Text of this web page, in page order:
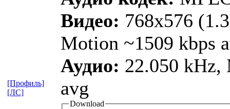
Видео: 768x576
Motion ~1509 kbps
Аудио: 22.050 kHz,
avg
Download
[Профиль]
[ЛС]